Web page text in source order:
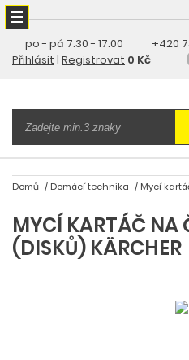
po - pá 7:30 - 17:00
+420
Přihlásit | Registrovat 0 Kč
Domů Domácí technika Mycí
MYCÍ KARTÁČ NA
(DISKŮ) KÄRCHER